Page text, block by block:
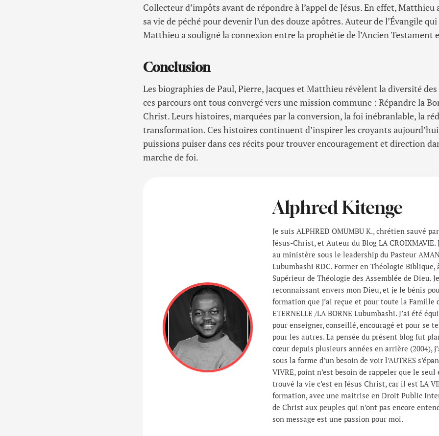
Collecteur d’impôts avant de répondre à l’appel de Jésus. En effet, Matthieu
sa vie de péché pour devenir l’un des douze apôtres. Auteur de l’Évangile
Matthieu a souligné la connexion entre la prophétie de l’Ancien Testament
Conclusion
Les biographies de Paul, Pierre, Jacques et Matthieu révèlent la diversité
ces parcours ont tous convergé vers une mission commune : Répandre la
Christ. Leurs histoires, marquées par la conversion, la foi inébranlable, la
transformation. Ces histoires continuent d’inspirer les croyants
puissions puiser dans ces récits pour trouver encouragement et direction
marche de foi.
Alphred Kitenge
Je suis ALPHRED OMUMBU K., chrétien sauvé
Jésus-Christ, et Auteur du Blog LA CROIXMAVIE.
au ministère sous le leadership du Pasteur
Lubumbashi RDC. Former en Théologie Biblique,
Supérieur de Théologie des Assemblée de Dieu.
reconnaissant envers mon Dieu, et je le bénis
formation que j’ai reçue et pour toute la Famille
ETERNELLE /LA BORNE Lubumbashi. J’ai été
pour enseigner, conseillé, encouragé et pour se
pour les autres. La pensée du présent blog fut
cœur depuis plusieurs années en arrière (2004),
sous la forme d’un besoin de voir l’AUTRES
VIVRE, point n’est besoin de rappeler que le
trouvé la vie c’est en Jésus Christ, car il est LA
formation, avec une maitrise en Droit Public
de Christ aux peuples qui n’ont pas encore
son message est une passion pour moi.